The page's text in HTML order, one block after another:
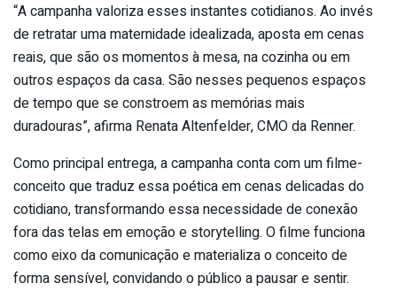
“A campanha valoriza esses instantes cotidianos. Ao invés
de retratar uma maternidade idealizada, aposta em cenas
reais, que são os momentos à mesa, na cozinha ou em
outros espaços da casa. São nesses pequenos espaços
de tempo que se constroem as memórias mais
duradouras”, afirma Renata Altenfelder, CMO da Renner.
Como principal entrega, a campanha conta com um filme-
conceito que traduz essa poética em cenas delicadas do
cotidiano, transformando essa necessidade de conexão
fora das telas em emoção e storytelling. O filme funciona
como eixo da comunicação e materializa o conceito de
forma sensível, convidando o público a pausar e sentir.